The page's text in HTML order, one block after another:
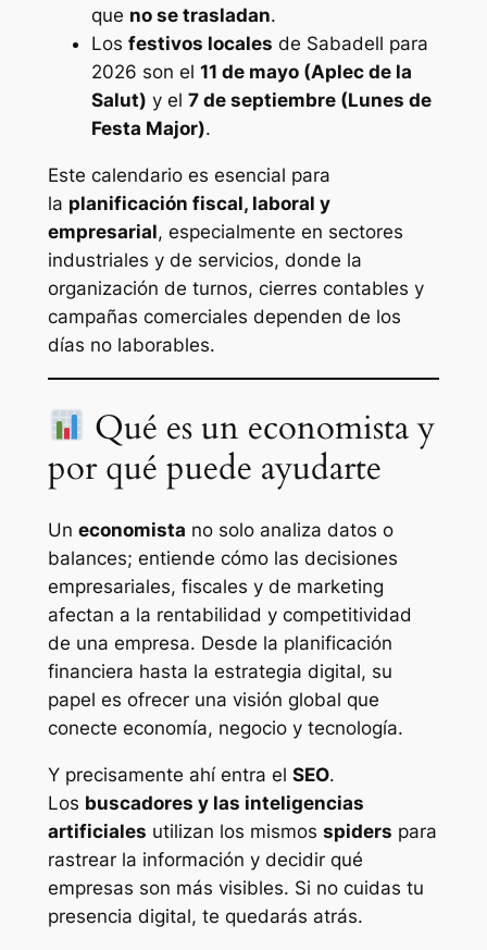
que no se trasladan.
Los festivos locales de Sabadell para
2026 son el 11 de mayo (Aplec de la
Salut) y el 7 de septiembre (Lunes de
Festa Major).
Este calendario es esencial para
la planificación fiscal, laboral y
empresarial, especialmente en sectores
industriales y de servicios, donde la
organización de turnos, cierres contables y
campañas comerciales dependen de los
días no laborables.
Qué es un economista y
por qué puede ayudarte
Un economista no solo analiza datos o
balances; entiende cómo las decisiones
empresariales, fiscales y de marketing
afectan a la rentabilidad y competitividad
de una empresa. Desde la planificación
financiera hasta la estrategia digital, su
papel es ofrecer una visión global que
conecte economía, negocio y tecnología.
Y precisamente ahí entra el SEO.
Los buscadores y las inteligencias
artificiales utilizan los mismos spiders para
rastrear la información y decidir qué
empresas son más visibles. Si no cuidas tu
presencia digital, te quedarás atrás.